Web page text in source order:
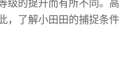
级的提升而有所不同。高
，了解小田田的捕捉条件